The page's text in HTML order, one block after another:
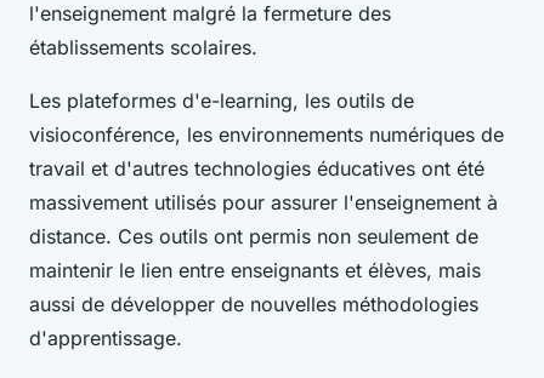
l'enseignement malgré la fermeture des
établissements scolaires.
Les plateformes d'e-learning, les outils de
visioconférence, les environnements numériques de
travail et d'autres technologies éducatives ont été
massivement utilisés pour assurer l'enseignement à
distance. Ces outils ont permis non seulement de
maintenir le lien entre enseignants et élèves, mais
aussi de développer de nouvelles méthodologies
d'apprentissage.